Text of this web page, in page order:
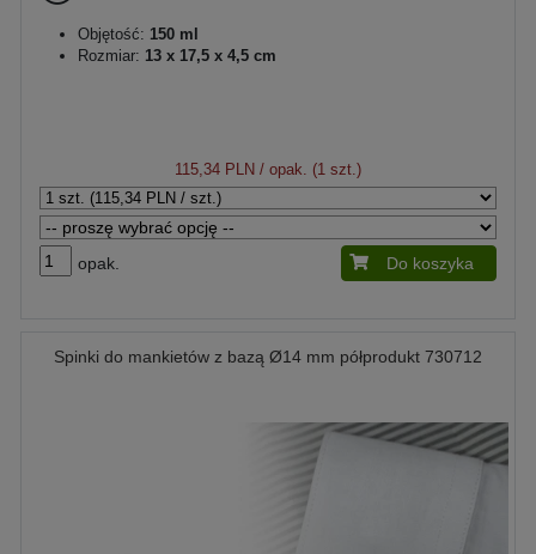
Objętość: 150 ml
Rozmiar: 13 x 17,5 x 4,5 cm
115,34 PLN / opak. (1 szt.)
opak. Do koszyka
Spinki do mankietów z bazą Ø14 mm półprodukt 730712